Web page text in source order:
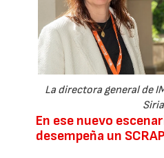
La directora general de
En ese nuevo
desempeña un